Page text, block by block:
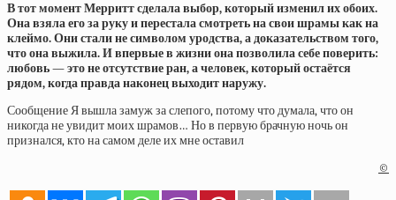
В тот момент Мерритт сделала выбор, который изменил их обоих.
Она взяла его за руку и перестала смотреть на свои шрамы как на
клеймо. Они стали не символом уродства, а доказательством того,
что она выжила. И впервые в жизни она позволила себе поверить:
любовь — это не отсутствие ран, а человек, который остаётся
рядом, когда правда наконец выходит наружу.
Сообщение Я вышла замуж за слепого, потому что думала, что он
никогда не увидит моих шрамов… Но в первую брачную ночь он
признался, кто на самом деле их мне оставил
©